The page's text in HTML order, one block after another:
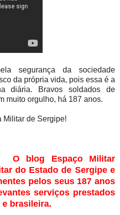
segurança da sociedade
da própria vida, pois essa é a
diária. Bravos soldados de
muito orgulho, há 187 anos.
Militar de Sergipe!
O blog Espaço Militar
do Estado de Sergipe e
pelos seus 187 anos
serviços prestados
brasileira.